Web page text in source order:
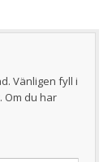
Vänligen fyll i
Om du har